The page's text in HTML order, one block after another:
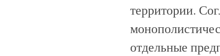
территории.
отдельные